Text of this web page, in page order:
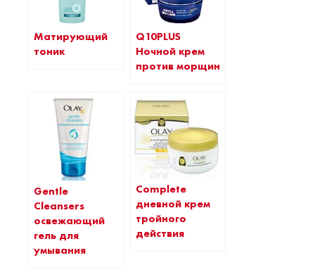
Матирующий
тоник
Q10PLUS
Ночной крем
против морщин
Gentle
Cleansers
освежающий
гель для
умывания
Complete
дневной крем
тройного
действия